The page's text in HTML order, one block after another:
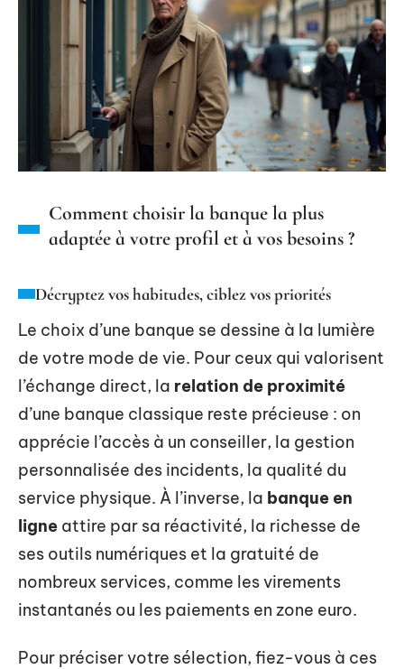
Comment choisir la banque la plus
adaptée à votre profil et à vos besoins ?
Décryptez vos habitudes, ciblez vos priorités
Le choix d’une banque se dessine à la lumière
de votre mode de vie. Pour ceux qui valorisent
l’échange direct, la relation de proximité
d’une banque classique reste précieuse : on
apprécie l’accès à un conseiller, la gestion
personnalisée des incidents, la qualité du
service physique. À l’inverse, la banque en
ligne attire par sa réactivité, la richesse de
ses outils numériques et la gratuité de
nombreux services, comme les virements
instantanés ou les paiements en zone euro.
Pour préciser votre sélection, fiez-vous à ces